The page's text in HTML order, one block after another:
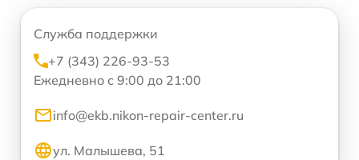
Служба поддержки
+7 (343) 226-93-53
Ежедневно с 9:00 до 21:00
info@ekb.nikon-repair-center.ru
ул. Малышева, 51